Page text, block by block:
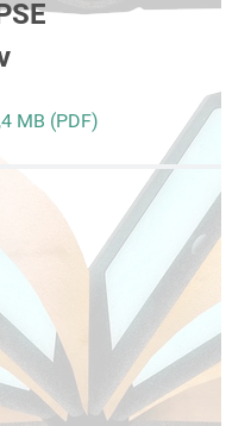
MB (PDF)